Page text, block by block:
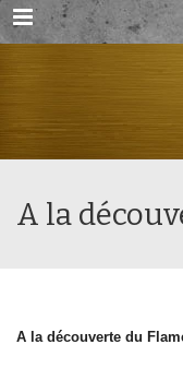
Rubriques
A la
A la découverte du